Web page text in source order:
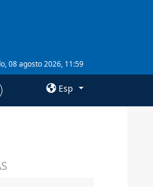
08 agosto 2026, 11:59
Esp